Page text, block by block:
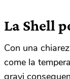
La Shell
Con una
come la